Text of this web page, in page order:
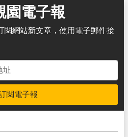
園電子報
閱網站新文章，使用電子郵件接
閱電子報